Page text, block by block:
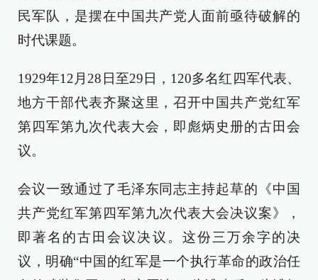
民军队，是摆在中国共产党人面前亟待破解的
时代课题。
1929年12月28日至29日，120多名红四军代表、
地方干部代表齐聚这里，召开中国共产党红军
第四军第九次代表大会，即彪炳史册的古田会
议。
会议一致通过了毛泽东同志主持起草的《中国
共产党红军第四军第九次代表大会决议案》，
即著名的古田会议决议。这份三万余字的决
议，明确“中国的红军是一个执行革命的政治任